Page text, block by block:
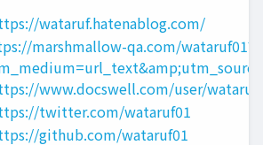
wataruf.hatenablog.com/
marshmallow-qa.com/wataruf01?
www.docswell.com/user/
twitter.com/wataruf01
github.com/wataruf01